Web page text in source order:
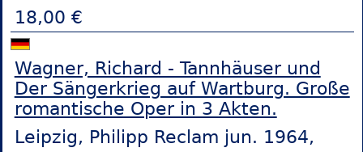
18,00 €
Wagner, Richard - Tannhäuser und
Der Sängerkrieg auf Wartburg. Große
romantische Oper in 3 Akten.
Leipzig, Philipp Reclam jun. 1964,